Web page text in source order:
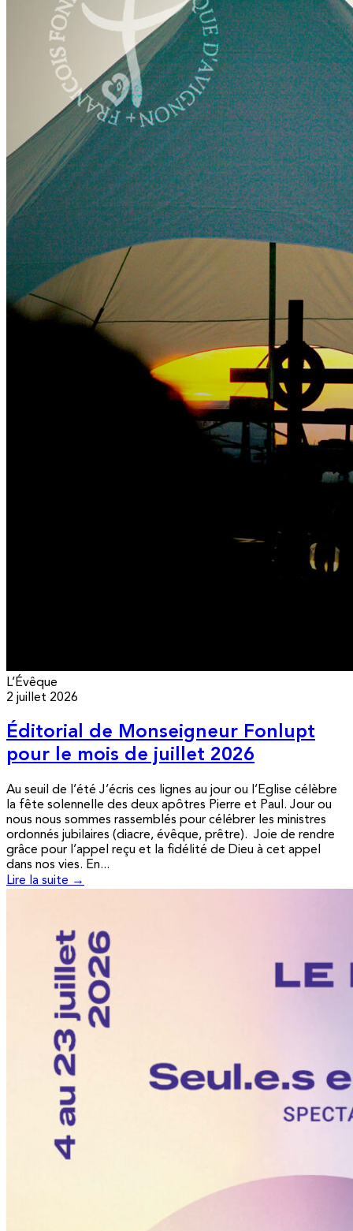
L’Évêque
2 juillet 2026
Éditorial de Monseigneur Fonlupt
pour le mois de juillet 2026
Au seuil de l’été J’écris ces lignes au jour ou l’Eglise célèbre
la fête solennelle des deux apôtres Pierre et Paul. Jour ou
nous nous sommes rassemblés pour célébrer les ministres
ordonnés jubilaires (diacre, évêque, prêtre). Joie de rendre
grâce pour l’appel reçu et la fidélité de Dieu à cet appel
dans nos vies. En...
Lire la suite →